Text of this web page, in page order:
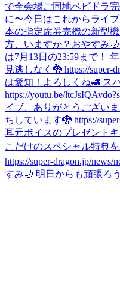
で全会場ご同地ベビドラ
に〜今日はこれからライ
本の指定席券売機の新型
方、いますか？ おやすみ🌙
は7月13日の23:59まで！
見逃しなく🐉 https://super-
は愛知！よろしくね🚅 ス
https://youtu.be/
イブ、ありがとうござい
ちしています🐉 https://
耳元ボイスのプレゼント
こだけのスペシャル特典
https://super-dragon.jp/news/
すみ🌙 明日からも頑張ろ